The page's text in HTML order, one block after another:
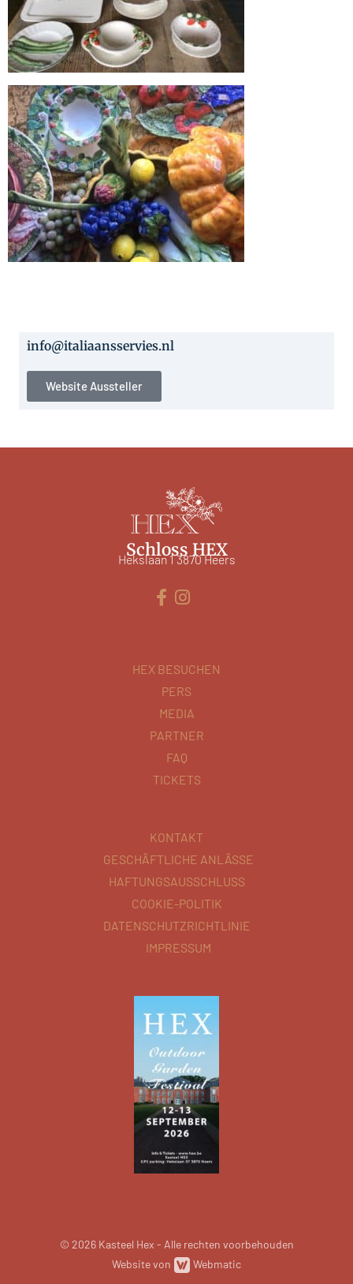
info@italiaansservies.nl
Website Aussteller
Schloss HEX
Hekslaan 1 3870 Heers
HEX BESUCHEN
PERS
MEDIA
PARTNER
FAQ
TICKETS
KONTAKT
GESCHÄFTLICHE ANLÄSSE
HAFTUNGSAUSSCHLUSS
COOKIE-POLITIK
DATENSCHUTZRICHTLINIE
IMPRESSUM
© 2026 Kasteel Hex - Alle rechten voorbehouden
Website von
Webmatic